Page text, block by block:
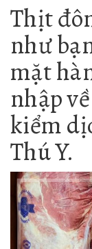
Thịt
như
mặt
nhập
kiểm
Thú Y.